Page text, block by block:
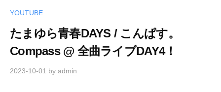
YOUTUBE
たまゆら青春DAYS / こんぱす。
Compass @ 全曲ライブDAY4！
2023-10-01 by admin